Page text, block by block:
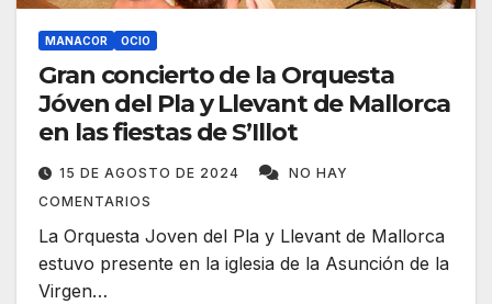
MANACOR OCIO
Gran concierto de la Orquesta
Jóven del Pla y Llevant de Mallorca
en las fiestas de S’Illot
15 DE AGOSTO DE 2024
NO HAY
COMENTARIOS
La Orquesta Joven del Pla y Llevant de Mallorca
estuvo presente en la iglesia de la Asunción de la
Virgen…